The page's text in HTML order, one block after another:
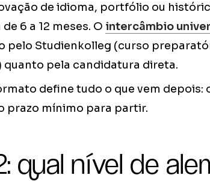
de idioma, portfólio ou
6 a 12 meses. O intercâmbio
pelo Studienkolleg (curso
pela candidatura direta.
define tudo o que vem depois:
prazo mínimo para partir.
qual nível de